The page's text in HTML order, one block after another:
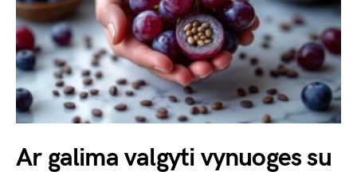
Ar galima valgyti vynuoges su